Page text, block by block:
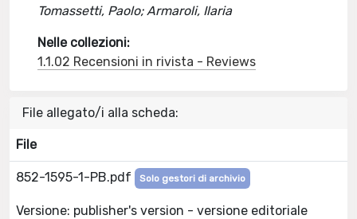
Tomassetti, Paolo; Armaroli, Ilaria
Nelle collezioni:
1.1.02 Recensioni in rivista - Reviews
File allegato/i alla scheda:
File
852-1595-1-PB.pdf Solo gestori di archivio
Versione: publisher's version - versione editoriale